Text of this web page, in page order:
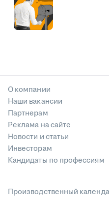
О компании
Наши вакансии
Партнерам
Реклама на сайте
Новости и статьи
Инвесторам
Кандидаты по профессиям
Производственный